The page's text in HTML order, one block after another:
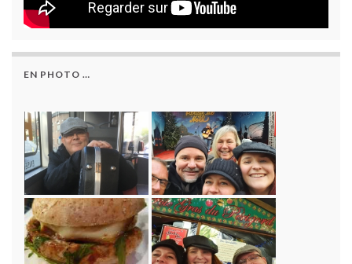
EN PHOTO …